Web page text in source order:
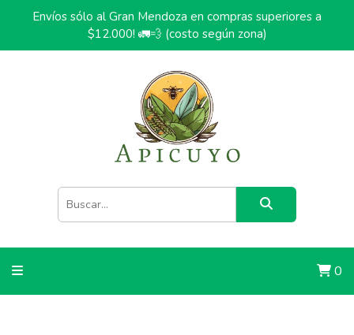
Envíos sólo al Gran Mendoza en compras superiores a
$12.000! 🚛💨 (costo según zona)
0